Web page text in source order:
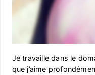
Je travaille dans le
que j’aime